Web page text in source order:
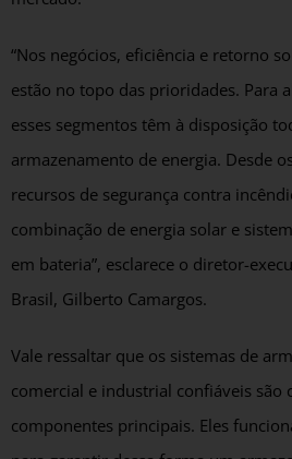
“Nos negócios, eficiência e retorno
estão no topo das prioridades. Para
esses segmentos têm à disposição
armazenamento de energia. Desde
recursos de segurança contra
combinação de energia solar e
em bateria”, esclarece o diretor-
Brasil, Gilberto Camargos.
Vale ressaltar que os sistemas de
comercial e industrial confiáveis são
componentes principais. Eles